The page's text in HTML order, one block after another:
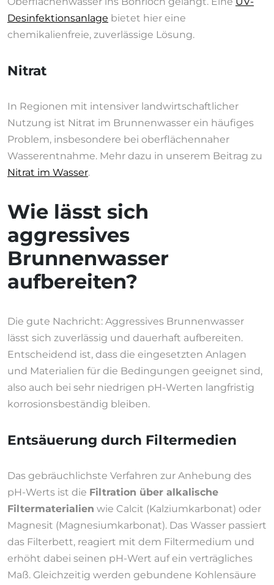
Desinfektionsanlage bietet hier eine
chemikalienfreie, zuverlässige Lösung.
Nitrat
In Regionen mit intensiver landwirtschaftlicher
Nutzung ist Nitrat im Brunnenwasser ein häufiges
Problem, insbesondere bei oberflächennaher
Wasserentnahme. Mehr dazu in unserem Beitrag zu
Nitrat im Wasser.
Wie lässt sich
aggressives
Brunnenwasser
aufbereiten?
Die gute Nachricht: Aggressives Brunnenwasser
lässt sich zuverlässig und dauerhaft aufbereiten.
Entscheidend ist, dass die eingesetzten Anlagen
und Materialien für die Bedingungen geeignet sind,
also auch bei sehr niedrigen pH-Werten langfristig
korrosionsbeständig bleiben.
Entsäuerung durch Filtermedien
Das gebräuchlichste Verfahren zur Anhebung des
pH-Werts ist die Filtration über alkalische
Filtermaterialien wie Calcit (Kalziumkarbonat) oder
Magnesit (Magnesiumkarbonat). Das Wasser passiert
das Filterbett, reagiert mit dem Filtermedium und
erhöht dabei seinen pH-Wert auf ein verträgliches
Maß. Gleichzeitig werden gebundene Kohlensäure